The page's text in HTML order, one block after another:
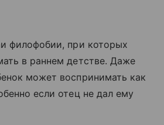
филофобии, при которых
в раннем детстве. Даже
может воспринимать как
если отец не дал ему